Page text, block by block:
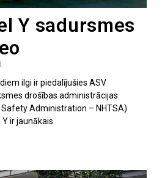
Y sadursmes
ilgi ir piedalījušies ASV
drošības administrācijas
Administration – NHTSA)
ir jaunākais